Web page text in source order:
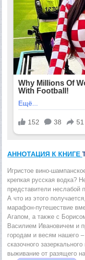
АННОТАЦИЯ К КНИГЕ
Игристое вино-
крепкая русская водка?
представители неслабой
А что из этого
марафон-путешествие
Агапом, а также с
Василием Ивановичем и
городам и весям нашего
сказочного
выживание от разящего